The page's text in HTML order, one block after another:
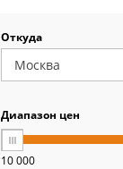
Откуда
Диапазон цен
10 000